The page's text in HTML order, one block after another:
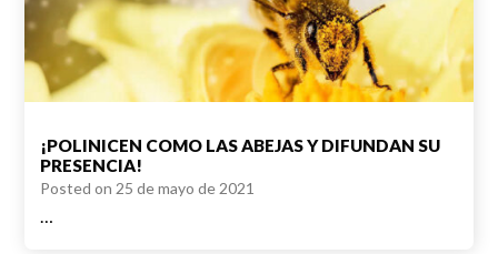
¡POLINICEN COMO LAS ABEJAS Y DIFUNDAN SU
PRESENCIA!
Posted on 25 de mayo de 2021